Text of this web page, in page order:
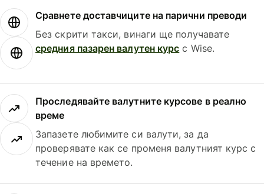
Сравнете доставчиците на парични преводи
Без скрити такси, винаги ще получавате
средния пазарен валутен курс с Wise.
Проследявайте валутните курсове в реално
време
Запазете любимите си валути, за да
проверявате как се променя валутният курс с
течение на времето.